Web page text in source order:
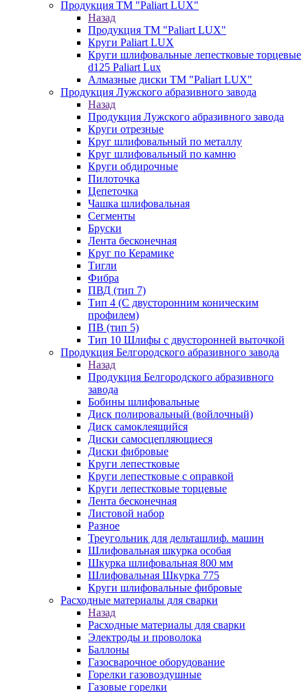
Продукция ТМ "Paliart LUX"
Назад
Продукция ТМ "Paliart LUX"
Круги Paliart LUX
Круги шлифовальные лепестковые торцевые
d125 Paliart Lux
Алмазные диски ТМ "Paliart LUX"
Продукция Лужского абразивного завода
Назад
Продукция Лужского абразивного завода
Круги отрезные
Круг шлифовальный по металлу
Круг шлифовальный по камню
Круги обдирочные
Пилоточка
Цепеточка
Чашка шлифовальная
Сегменты
Бруски
Лента бесконечная
Круг по Керамике
Тигли
Фибра
ПВД (тип 7)
Тип 4 (С двусторонним коническим
профилем)
ПВ (тип 5)
Тип 10 Шлифы с двусторонней выточкой
Продукция Белгородского абразивного завода
Назад
Продукция Белгородского абразивного
завода
Бобины шлифовальные
Диск полировальный (войлочный)
Диск самоклеящийся
Диски самосцепляющиеся
Диски фибровые
Круги лепестковые
Круги лепестковые с оправкой
Круги лепестковые торцевые
Лента бесконечная
Листовой набор
Разное
Треугольник для дельташлиф. машин
Шлифовальная шкурка особая
Шкурка шлифовальная 800 мм
Шлифовальная Шкурка 775
Круги шлифовальные фибровые
Расходные материалы для сварки
Назад
Расходные материалы для сварки
Электроды и проволока
Баллоны
Газосварочное оборудование
Горелки газовоздушные
Газовые горелки